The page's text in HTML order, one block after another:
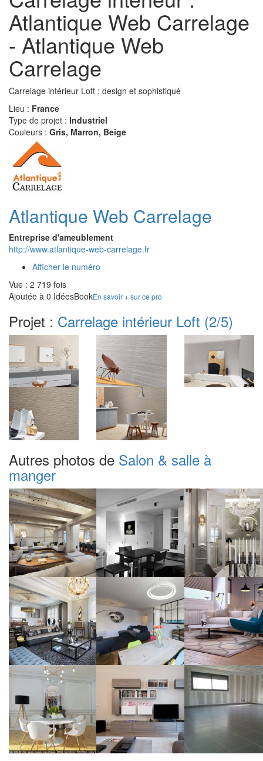
Atlantique Web Carrelage
- Atlantique Web
Carrelage
Carrelage intérieur Loft : design et sophistiqué
Lieu : France
Type de projet : Industriel
Couleurs : Gris, Marron, Beige
Atlantique Web Carrelage
Entreprise d'ameublement
http://www.atlantique-web-carrelage.fr
Afficher le numéro
Vue : 2 719 fois
Ajoutée à 0 IdéesBookEn savoir + sur ce pro
Projet : Carrelage intérieur Loft (2/5)
Autres photos de Salon & salle à
manger